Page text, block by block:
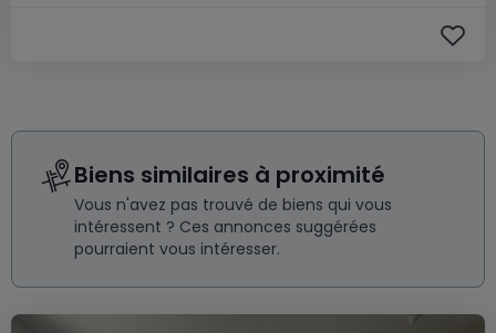
Biens similaires à proximité
Vous n'avez pas trouvé de biens qui vous
intéressent ? Ces annonces suggérées
pourraient vous intéresser.